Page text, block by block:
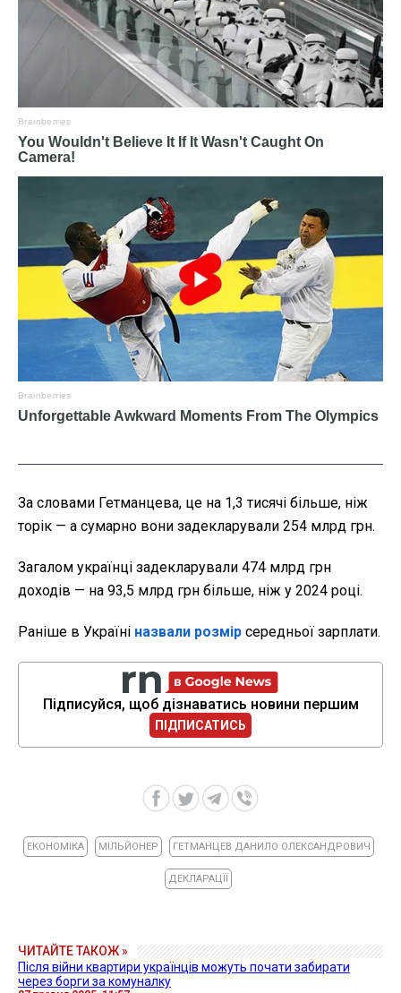
За словами Гетманцева, це на 1,3 тисячі більше, ніж
торік — а сумарно вони задекларували 254 млрд грн.
Загалом українці задекларували 474 млрд грн
доходів — на 93,5 млрд грн більше, ніж у 2024 році.
Раніше в Україні назвали розмір середньої зарплати.
Підписуйся, щоб дізнаватись новини першим
ПІДПИСАТИСЬ
ЕКОНОМІКА МІЛЬЙОНЕР ГЕТМАНЦЕВ ДАНИЛО ОЛЕКСАНДРОВИЧ
ДЕКЛАРАЦЇЇ
ЧИТАЙТЕ ТАКОЖ »
Після війни квартири українців можуть почати забирати
через борги за комуналку